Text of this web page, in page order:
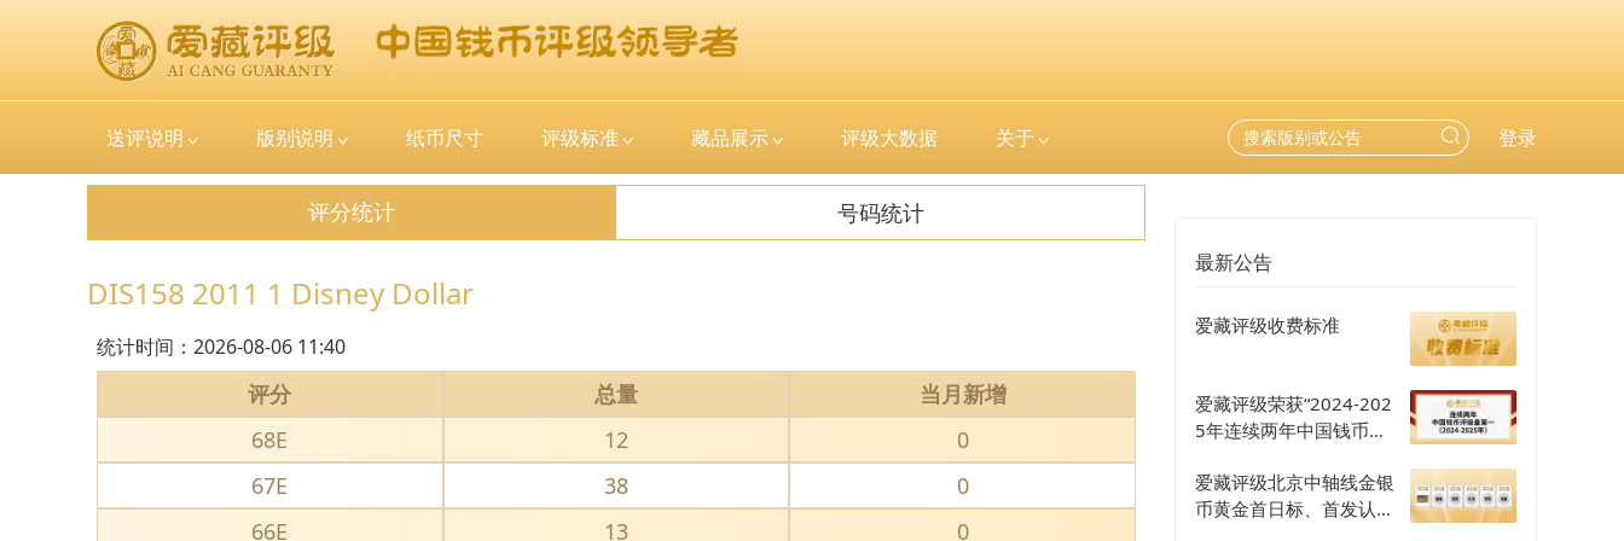
送评说明 版别说明 纸币尺寸 评级标准 藏品展示 评级大数据 关于 登录
评分统计 号码统计
DIS158 2011 1 Disney Dollar
统计时间： 2026-08-06 11:40
评分 总量
当月新增
68E
12
0
67E
38
0
66E
13
0
最新公告
爱藏评级收费标准
爱藏评级荣获“2024-202
5年连续两年中国钱币评
爱藏评级北京中轴线金银
币黄金首日标、首发认证